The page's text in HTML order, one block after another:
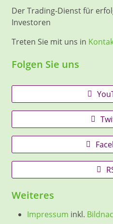
Der Trading-Dienst für
Investoren
Treten Sie mit uns in
Folgen Sie uns
Weiteres
Impressum inkl.